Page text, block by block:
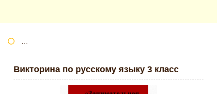
Викторина по русскому языку 3 класс